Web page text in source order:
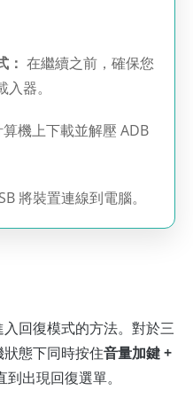
： 在繼續之前，確保您
器。
機上下載並解壓 ADB
將裝置連線到電腦。
回復模式的方法。對於三
態下同時按住音量加鍵 +
到出現回復選單。